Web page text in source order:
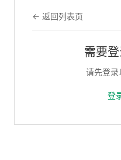
← 返回列表页
需要
请先登录
登